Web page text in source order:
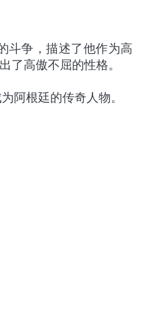
斗争，描述了他作为高
了高傲不屈的性格。
阿根廷的传奇人物。